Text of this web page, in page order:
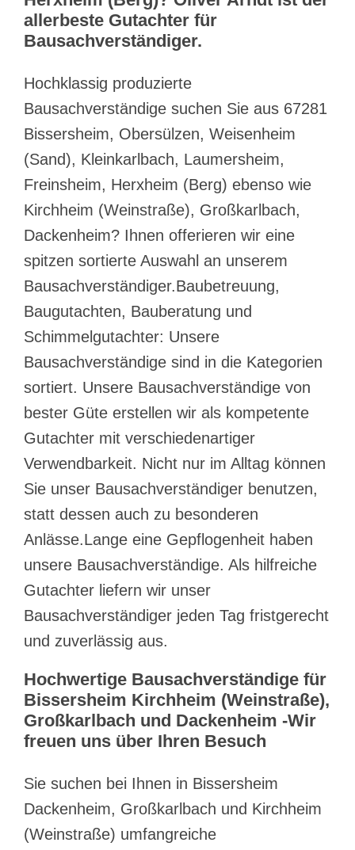
allerbeste Gutachter für
Bausachverständiger.
Hochklassig produzierte
Bausachverständige suchen Sie aus 67281
Bissersheim, Obersülzen, Weisenheim
(Sand), Kleinkarlbach, Laumersheim,
Freinsheim, Herxheim (Berg) ebenso wie
Kirchheim (Weinstraße), Großkarlbach,
Dackenheim? Ihnen offerieren wir eine
spitzen sortierte Auswahl an unserem
Bausachverständiger.Baubetreuung,
Baugutachten, Bauberatung und
Schimmelgutachter: Unsere
Bausachverständige sind in die Kategorien
sortiert. Unsere Bausachverständige von
bester Güte erstellen wir als kompetente
Gutachter mit verschiedenartiger
Verwendbarkeit. Nicht nur im Alltag können
Sie unser Bausachverständiger benutzen,
statt dessen auch zu besonderen
Anlässe.Lange eine Gepflogenheit haben
unsere Bausachverständige. Als hilfreiche
Gutachter liefern wir unser
Bausachverständiger jeden Tag fristgerecht
und zuverlässig aus.
Hochwertige Bausachverständige für
Bissersheim Kirchheim (Weinstraße),
Großkarlbach und Dackenheim -Wir
freuen uns über Ihren Besuch
Sie suchen bei Ihnen in Bissersheim
Dackenheim, Großkarlbach und Kirchheim
(Weinstraße) umfangreiche